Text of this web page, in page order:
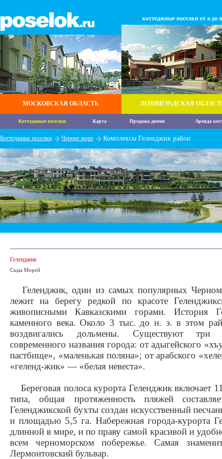
МОСКОВСКАЯ ОБЛАСТЬ
коттеджные поселки от а до я
ЛЕНИНГРАДСКАЯ
Коттеджные поселки Карта Продажа домов Аренда
Коттеджные поселки Черное море Комплексы Геленджик район
Геленджик
Сады Морей
Гелeнджик, один из самых популярных
лежит на берегу редкой по красоте
живописными Кавказскими горами. История
каменного века. Около 3 тыс. до н. э. в этом
воздвигались дольмены. Существуют три
современного названия города: от адыгейского
пастбище», «маленькая поляна»; от арабского
«геленд-жик» — «белая невеста».
Береговая полоса курорта Геленджик включает
типа, общая протяженность пляжей
Геленджикской бухты создан искусственный
и площадью 5,5 га. Набережная города-курорта
длинной в мире, и по праву самой красивой и
всем черноморском побережье. Самая
Лермонтовский бульвар.